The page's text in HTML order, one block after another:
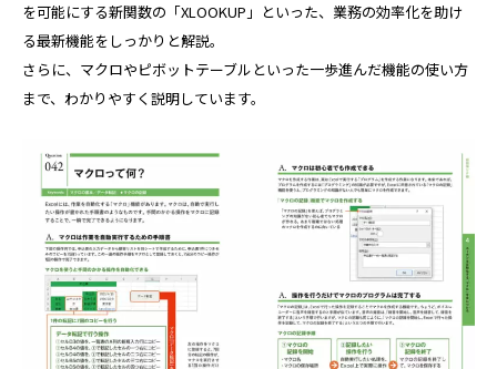
を可能にする新関数の「XLOOKUP」といった、業務の効率化を助け
る最新機能をしっかりと解説。
さらに、マクロやピボットテーブルといった一歩進んだ機能の使い方
まで、わかりやすく説明しています。